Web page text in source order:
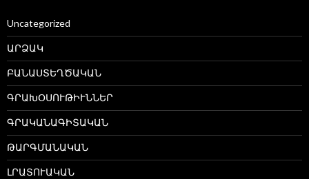
Uncategorized
ԱՐՁԱԿ
ԲԱՆԱՍՏԵՂԾԱԿԱՆ
ԳՐԱԽՕՍՈՒԹԻՒՆՆԵՐ
ԳՐԱԿԱՆԱԳԻՏԱԿԱՆ
ԹԱՐԳՄԱՆԱԿԱՆ
ԼՐԱՏՈՒԱԿԱՆ